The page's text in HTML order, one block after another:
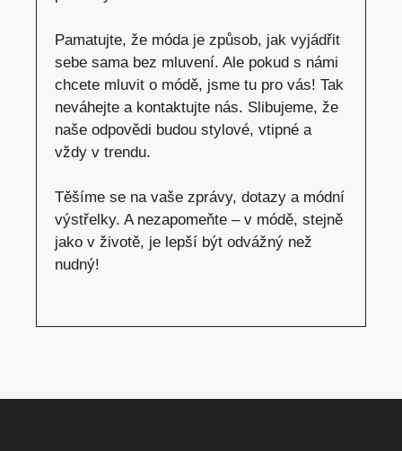
Pamatujte, že móda je způsob, jak vyjádřit
sebe sama bez mluvení. Ale pokud s námi
chcete mluvit o módě, jsme tu pro vás! Tak
neváhejte a kontaktujte nás. Slibujeme, že
naše odpovědi budou stylové, vtipné a
vždy v trendu.
Těšíme se na vaše zprávy, dotazy a módní
výstřelky. A nezapomeňte – v módě, stejně
jako v životě, je lepší být odvážný než
nudný!